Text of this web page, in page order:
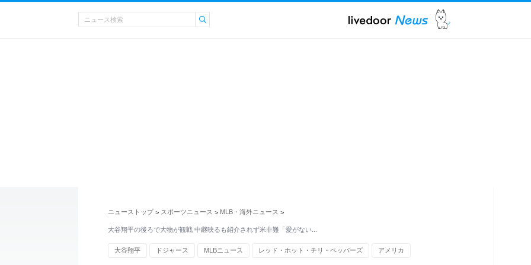
ニューストップ > スポーツニュース > MLB・海外ニュース >
大谷翔平の後ろで大物が観戦 中継映るも紹介されず米非難「愛がない…
大谷翔平 ドジャース MLBニュース レッド・ホット・チリ・ペッパーズ アメリカ